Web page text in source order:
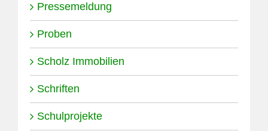
Pressemeldung
Proben
Scholz Immobilien
Schriften
Schulprojekte